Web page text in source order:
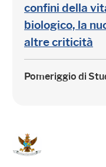
confini della
biologico, la
altre criticità
Pomeriggio di